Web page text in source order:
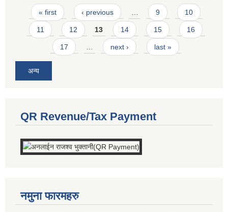
Pages
« first ‹ previous … 9 10
11 12 13 14 15 16
17 … next › last »
अन्य
QR Revenue/Tax Payment
नमुना फारमहरु